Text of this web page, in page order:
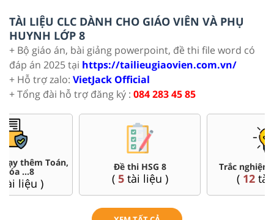
TÀI LIỆU CLC DÀNH CHO GIÁO VIÊN VÀ PHỤ
HUYNH LỚP 8
+ Bộ giáo án, bài giảng powerpoint, đề thi file word có
đáp án 2025 tại https://tailieugiaovien.com.vn/
+ Hỗ trợ zalo: VietJack Official
+ Tổng đài hỗ trợ đăng ký : 084 283 45 85
Đề thi HSG 8
(
Trắc nghiệm đúng sai 8
(